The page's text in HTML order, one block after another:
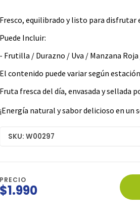
Fresco, equilibrado y listo para disfrutar
Puede Incluir:
- Frutilla / Durazno / Uva / Manzana
El contenido puede variar según
Fruta fresca del día, envasada y sellada
¡Energía natural y sabor delicioso en un
SKU: W00297
PRECIO
$1.990